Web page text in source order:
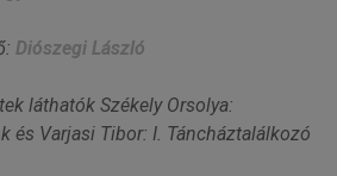
Diószegi László
láthatók Székely Orsolya:
és Varjasi Tibor: I. Táncháztalálkozó